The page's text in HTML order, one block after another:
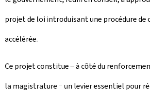
l
projet de loi introduisant une procédure de
accélérée.
Ce projet constitue − à côté du
la magistrature − un levier essentiel pour